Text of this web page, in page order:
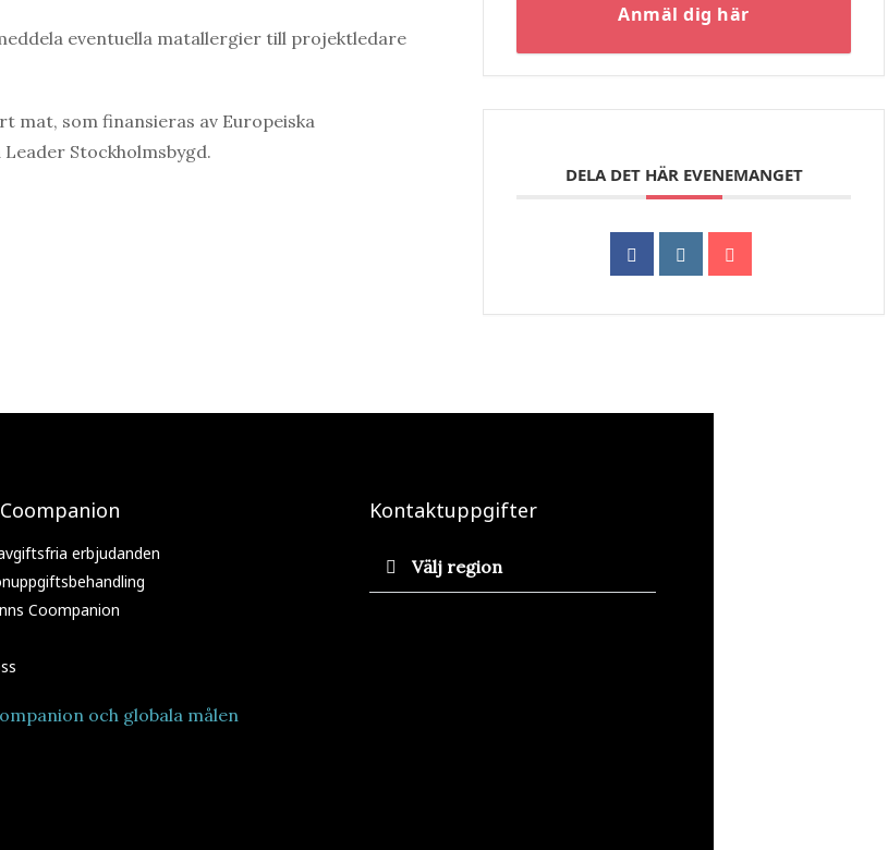
eventuella matallergier till projektledare
mat, som finansieras av Europeiska
Stockholmsbygd.
Anmäl dig här
DELA DET HÄR EVENEMANGET
erbjudanden
Coompanion
Kontaktuppgifter
Välj region